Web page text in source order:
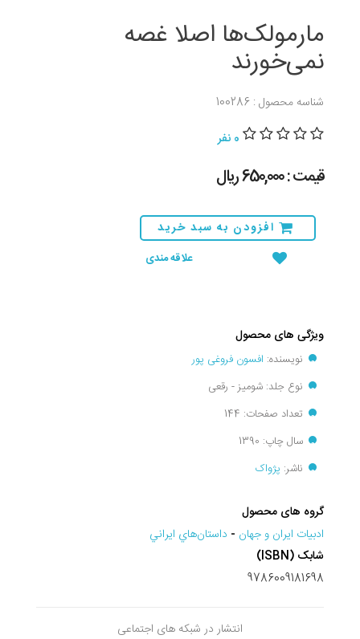
مارمولک‌ها اصلا غصه
نمی‌خورند
شناسه محصول : 100286
0 نفر
قیمت : 650,000 ريال
افزودن به سبد خرید
علاقه مندی
ویژگی های محصول
نویسنده: افسون فروغی پور
نوع جلد: شومیز - رقعی
تعداد صفحات: 144
سال چاپ: 1390
ناشر: پژواک
گروه های محصول
ادبيات ايران و جهان - داستان‌هاي ايراني
شابک (ISBN)
9786009181698
انتشار در شبکه های اجتماعی